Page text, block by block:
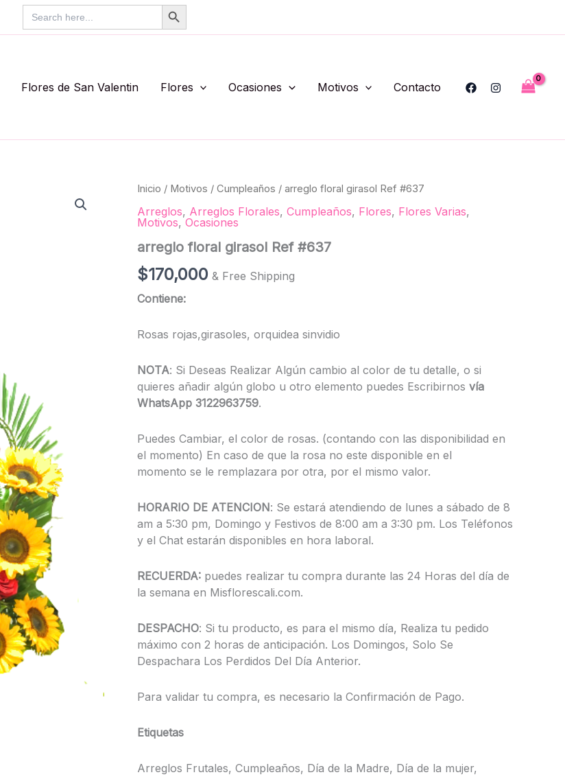
Search
for:
Search Button
Flores de San Valentin Flores Ocasiones Motivos Contacto
Inicio / Motivos / Cumpleaños / arreglo floral girasol Ref #637
Arreglos, Arreglos Florales, Cumpleaños, Flores, Flores Varias,
Motivos, Ocasiones
arreglo floral girasol Ref #637
$170,000 & Free Shipping
Contiene:
Rosas rojas,girasoles, orquidea sinvidio
NOTA: Si Deseas Realizar Algún cambio al color de tu detalle, o si
quieres añadir algún globo u otro elemento puedes Escribirnos vía
WhatsApp 3122963759.
Puedes Cambiar, el color de rosas. (contando con las disponibilidad en
el momento) En caso de que la rosa no este disponible en el
momento se le remplazara por otra, por el mismo valor.
HORARIO DE ATENCION: Se estará atendiendo de lunes a sábado de 8
am a 5:30 pm, Domingo y Festivos de 8:00 am a 3:30 pm. Los Teléfonos
y el Chat estarán disponibles en hora laboral.
RECUERDA: puedes realizar tu compra durante las 24 Horas del día de
la semana en Misflorescali.com.
DESPACHO: Si tu producto, es para el mismo día, Realiza tu pedido
máximo con 2 horas de anticipación. Los Domingos, Solo Se
Despachara Los Perdidos Del Día Anterior.
Para validar tu compra, es necesario la Confirmación de Pago.
Etiquetas
Arreglos Frutales, Cumpleaños, Día de la Madre, Día de la mujer,
arreglo
girasol
Ref
#637
cantidad